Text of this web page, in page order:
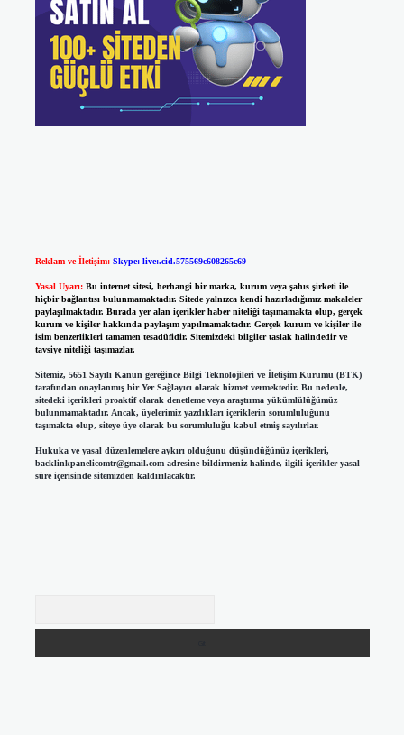
Reklam ve İletişim: Skype: live:.cid.575569c608265c69
Yasal Uyarı: Bu internet sitesi, herhangi bir marka, kurum veya şahıs şirketi ile
hiçbir bağlantısı bulunmamaktadır. Sitede yalnızca kendi hazırladığımız makaleler
paylaşılmaktadır. Burada yer alan içerikler haber niteliği taşımamakta olup, gerçek
kurum ve kişiler hakkında paylaşım yapılmamaktadır. Gerçek kurum ve kişiler ile
isim benzerlikleri tamamen tesadüfidir. Sitemizdeki bilgiler taslak halindedir ve
tavsiye niteliği taşımazlar.
Sitemiz, 5651 Sayılı Kanun gereğince Bilgi Teknolojileri ve İletişim Kurumu (BTK)
tarafından onaylanmış bir Yer Sağlayıcı olarak hizmet vermektedir. Bu nedenle,
sitedeki içerikleri proaktif olarak denetleme veya araştırma yükümlülüğümüz
bulunmamaktadır. Ancak, üyelerimiz yazdıkları içeriklerin sorumluluğunu
taşımakta olup, siteye üye olarak bu sorumluluğu kabul etmiş sayılırlar.
Hukuka ve yasal düzenlemelere aykırı olduğunu düşündüğünüz içerikleri,
backlinkpanelicomtr@gmail.comadresine bildirmeniz halinde, ilgili içerikler yasal
süre içerisinde sitemizden kaldırılacaktır.